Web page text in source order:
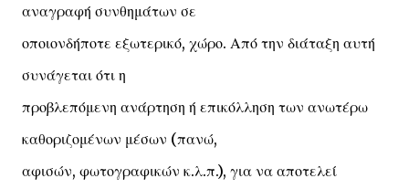
αναγραφή συνθημάτων σε
οποιονδήποτε εξωτερικό, χώρο. Από την διάταξη αυτή
συνάγεται ότι η
προβλεπόμενη ανάρτηση ή επικόλληση των ανωτέρω
καθοριζομένων μέσων (πανώ,
αφισών, φωτογραφικών κ.λ.π.), για να αποτελεί